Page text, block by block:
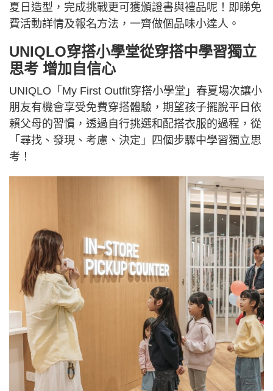
夏日造型，完成挑戰更可獲頒證書與禮品呢！即睇免
費活動詳情及報名方法，一齊做個品味小達人。
UNIQLO穿搭小學堂從穿搭中學習獨立
思考 增加自信心
UNIQLO「My First Outfit穿搭小學堂」春夏場次讓小
朋友有機會享受免費穿搭體驗，期望孩子擺脫平日依
賴父母的習慣，透過自行挑選和配搭衣服的過程，從
「尋找、發現、考慮、決定」四個步驟中學習獨立思
考！